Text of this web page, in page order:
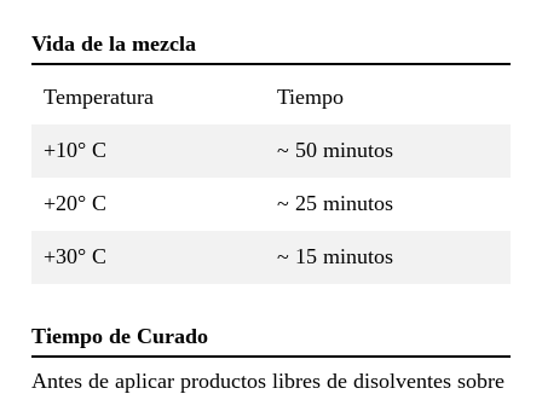
Vida de la mezcla
Temperatura Tiempo
+10° C ~ 50 minutos
+20° C ~ 25 minutos
+30° C ~ 15 minutos
Tiempo de Curado
Antes de aplicar productos libres de disolventes sobre